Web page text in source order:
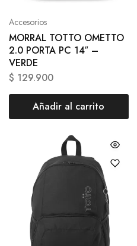
Accesorios
MORRAL TOTTO OMETTO
2.0 PORTA PC 14″ –
VERDE
$ 129.900
Añadir al carrito